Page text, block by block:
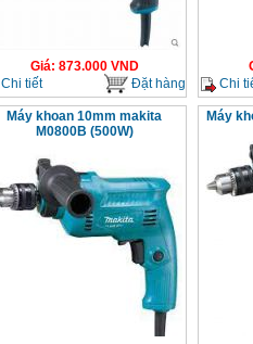
Giá: 873.000VND
Chi tiết
Đặt hàng
Chi
Máy khoan 10mm makita
M0800B (500W)
Máy